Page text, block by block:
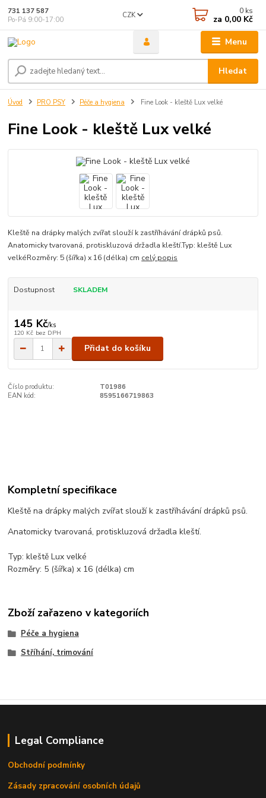
Menu
CZK
Hledat
731 137 587
Po-Pá 9:00-17:00
0 ks
za 0,00 Kč
Úvod PRO PSY Péče a hygiena Fine Look - kleště Lux velké
Fine Look - kleště Lux velké
Kleště na drápky malých zvířat slouží k zastříhávání drápků psů.
Anatomicky tvarovaná, protiskluzová držadla kleští.Typ: kleště Lux
velkéRozměry: 5 (šířka) x 16 (délka) cm celý popis
Dostupnost SKLADEM
145 Kč/ks
120 Kč bez DPH
Přidat do košíku
Číslo produktu:
T01986
EAN kód:
8595166719863
Kompletní specifikace
Kleště na drápky malých zvířat slouží k zastříhávání drápků psů.
Anatomicky tvarovaná, protiskluzová držadla kleští.
Typ: kleště Lux velké
Rozměry: 5 (šířka) x 16 (délka) cm
Zboží zařazeno v kategoriích
Péče a hygiena
Stříhání, trimování
Legal Compliance
Obchodní podmínky
Zásady zpracování osobních údajů